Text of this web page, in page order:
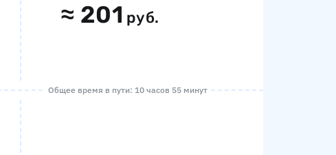
≈ 201 руб.
Общее время в пути: 10 часов 55 минут